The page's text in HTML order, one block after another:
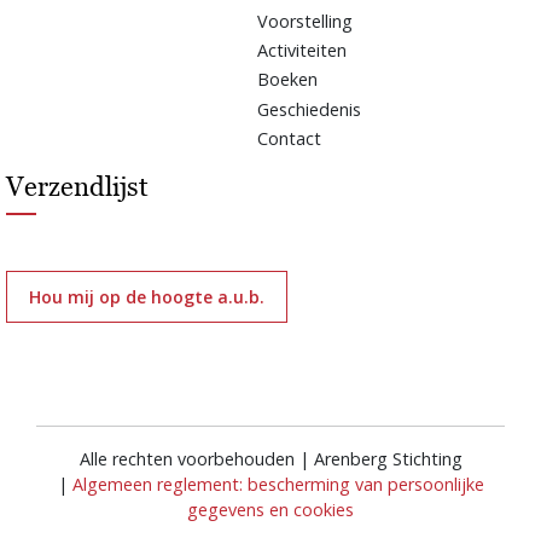
Voorstelling
Activiteiten
Boeken
Geschiedenis
Contact
Verzendlijst
Hou mij op de hoogte a.u.b.
Alle rechten voorbehouden | Arenberg Stichting
| Algemeen reglement: bescherming van persoonlijke
gegevens en cookies